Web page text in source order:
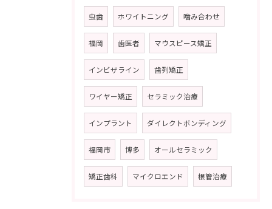
虫歯 ホワイトニング 噛み合わせ
福岡 歯医者 マウスピース矯正
インビザライン 歯列矯正
ワイヤー矯正 セラミック治療
インプラント ダイレクトボンディング
福岡市 博多 オールセラミック
矯正歯科 マイクロエンド 根管治療